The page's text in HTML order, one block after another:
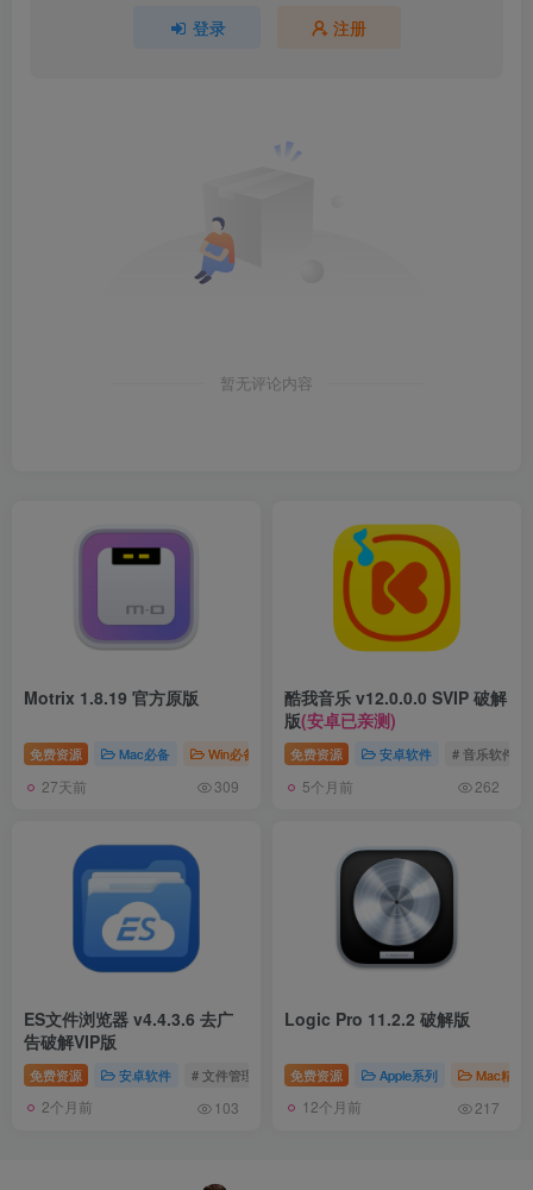
登录 注册
暂无评论内容
Motrix 1.8.19 官方原版
免费资源 Mac必备 Win必备 # 下载工具
27天前 309
酷我音乐 v12.0.0.0 SVIP 破解
版(安卓已亲测)
免费资源 安卓软件 # 音乐软件
5个月前 262
ES文件浏览器 v4.4.3.6 去广
告破解VIP版
免费资源 安卓软件 # 文件管理
2个月前 103
Logic Pro 11.2.2 破解版
免费资源 Apple系列 Mac精选
12个月前 217